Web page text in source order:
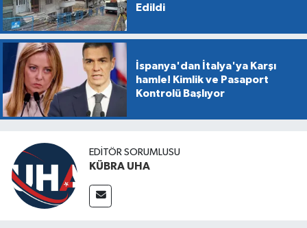
Edildi
İspanya'dan İtalya'ya Karşı
hamle! Kimlik ve Pasaport
Kontrolü Başlıyor
EDİTÖR SORUMLUSU
KÜBRA UHA